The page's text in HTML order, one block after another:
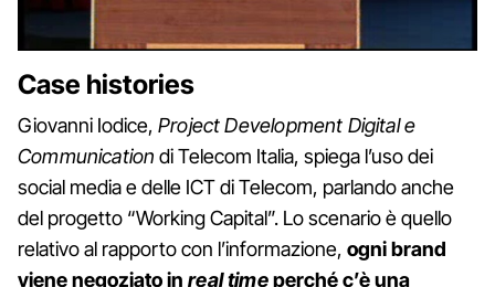
Case histories
Giovanni Iodice, Project Development Digital e
Communication di Telecom Italia, spiega l’uso dei
social media e delle ICT di Telecom, parlando anche
del progetto “Working Capital”. Lo scenario è quello
relativo al rapporto con l’informazione, ogni brand
viene negoziato in real timeperché c’è una